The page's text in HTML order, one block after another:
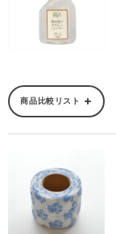
商品比較リスト